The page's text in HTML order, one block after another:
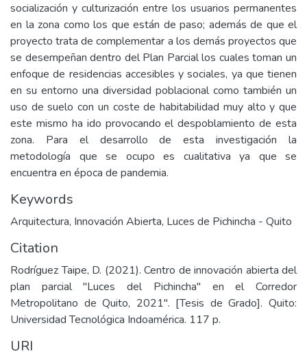
socialización y culturización entre los usuarios permanentes
en la zona como los que están de paso; además de que el
proyecto trata de complementar a los demás proyectos que
se desempeñan dentro del Plan Parcial los cuales toman un
enfoque de residencias accesibles y sociales, ya que tienen
en su entorno una diversidad poblacional como también un
uso de suelo con un coste de habitabilidad muy alto y que
este mismo ha ido provocando el despoblamiento de esta
zona. Para el desarrollo de esta investigación la
metodología que se ocupo es cualitativa ya que se
encuentra en época de pandemia.
Keywords
Arquitectura, Innovación Abierta, Luces de Pichincha - Quito
Citation
Rodríguez Taipe, D. (2021). Centro de innovación abierta del
plan parcial "Luces del Pichincha" en el Corredor
Metropolitano de Quito, 2021". [Tesis de Grado]. Quito:
Universidad Tecnológica Indoamérica. 117 p.
URI